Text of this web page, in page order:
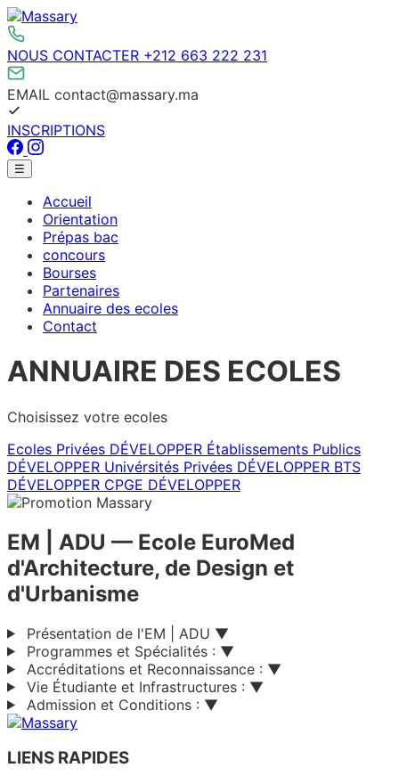
Aller
au
contenu
NOUS CONTACTER +212 663 222 231
EMAIL contact@massary.ma
INSCRIPTIONS
Facebook
Instagram
Menu
principal
☰
Accueil
Orientation
Prépas bac
concours
Bourses
Partenaires
Annuaire des ecoles
Contact
ANNUAIRE DES ECOLES
Choisissez votre ecoles
Ecoles Privées DÉVELOPPER Établissements Publics
DÉVELOPPER Univérsités Privées DÉVELOPPER BTS
DÉVELOPPER CPGE DÉVELOPPER
EM | ADU — Ecole EuroMed
d'Architecture, de Design et
d'Urbanisme
Présentation de l'EM | ADU ▼
Programmes et Spécialités : ▼
Accréditations et Reconnaissance : ▼
Vie Étudiante et Infrastructures : ▼
Admission et Conditions : ▼
LIENS RAPIDES